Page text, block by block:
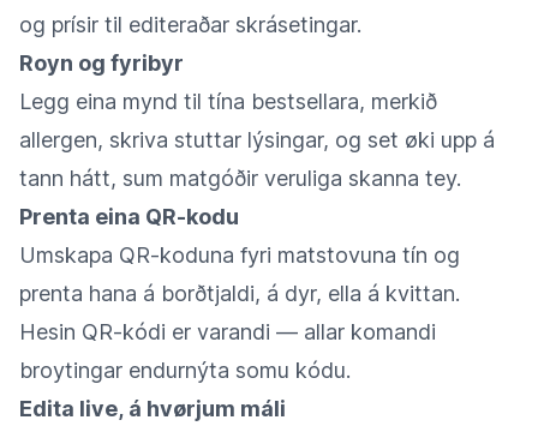
og prísir til editeraðar skrásetingar.
Royn og fyribyr
Legg eina mynd til tína bestsellara, merkið
allergen, skriva stuttar lýsingar, og set øki upp á
tann hátt, sum matgóðir veruliga skanna tey.
Prenta eina QR-kodu
Umskapa QR-koduna fyri matstovuna tín og
prenta hana á borðtjaldi, á dyr, ella á kvittan.
Hesin QR-kódi er varandi — allar komandi
broytingar endurnýta somu kódu.
Edita live, á hvørjum máli